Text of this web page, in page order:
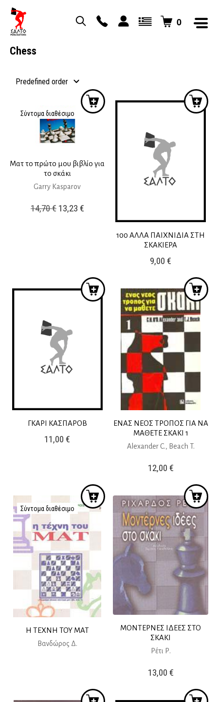
0
Chess
Σύντομα διαθέσιμο
Ματ το πρώτο μου βιβλίο για
το σκάκι
Garry Kasparov
14,70€ Original
13,23 €Current
100 ΑΛΛΑ ΠΑΙΧΝΙΔΙΑ ΣΤΗ
ΣΚΑΚΙΕΡΑ
9,00€
ΓΚΑΡΙ ΚΑΣΠΑΡΟΒ
11,00€
ΕΝΑΣ ΝΕΟΣ ΤΡΟΠΟΣ ΓΙΑ ΝΑ
ΜΑΘΕΤΕ ΣΚΑΚΙ 1
Alexander C., Beach T.
12,00 €
Σύντομα διαθέσιμο
Η ΤΕΧΝΗ ΤΟΥ ΜΑΤ
Βανδώρος Δ.
ΜΟΝΤΕΡΝΕΣ ΙΔΕΕΣ ΣΤΟ
ΣΚΑΚΙ
Ρέτι Ρ.
13,00 €